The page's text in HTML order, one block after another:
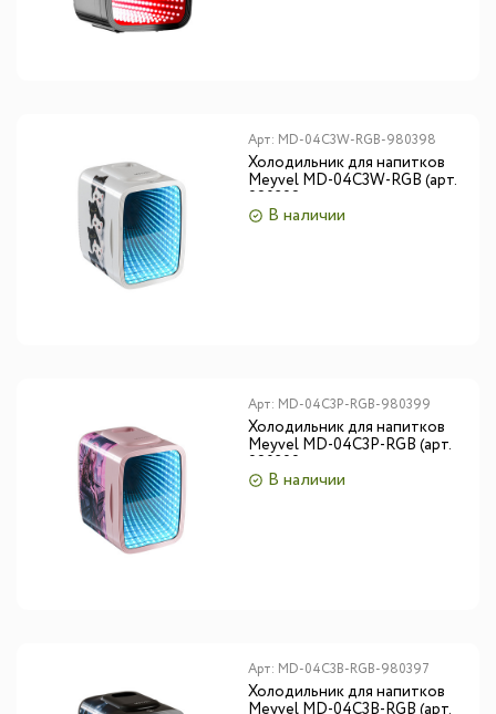
Арт: MD-04C3W-RGB-980398
Холодильник для напитков
Meyvel MD-04C3W-RGB (арт.
980398)
В наличии
Арт: MD-04C3P-RGB-980399
Холодильник для напитков
Meyvel MD-04C3P-RGB (арт.
980399)
В наличии
Арт: MD-04C3B-RGB-980397
Холодильник для напитков
Meyvel MD-04C3B-RGB (арт.